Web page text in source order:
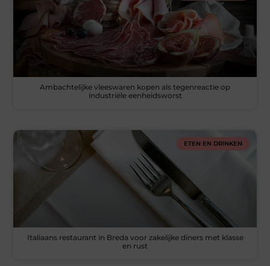
Ambachtelijke vleeswaren kopen als tegenreactie op
industriële eenheidsworst
ETEN EN DRINKEN
Italiaans restaurant in Breda voor zakelijke diners met klasse
en rust